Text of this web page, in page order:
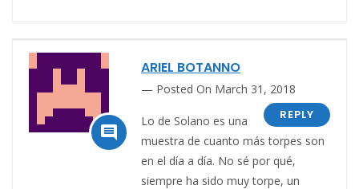

ARIEL BOTANNO
Posted On March 31, 2018
REPLY
Lo de Solano es una
muestra de cuanto más torpes son
en el día a día. No sé por qué,
siempre ha sido muy torpe, un